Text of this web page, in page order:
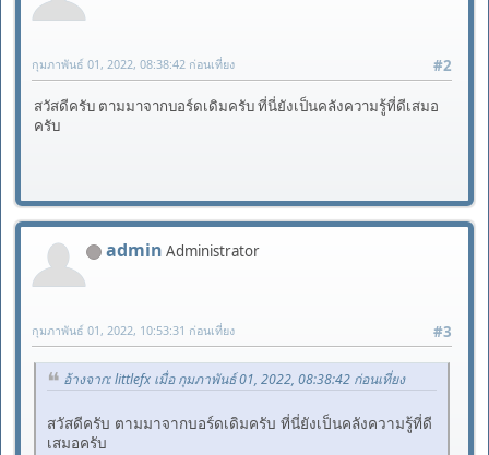
#2
กุมภาพันธ์ 01, 2022, 08:38:42 ก่อนเที่ยง
สวัสดีครับ ตามมาจากบอร์ดเดิมครับ ที่นี่ยังเป็นคลังความรู้ที่ดีเสมอ
ครับ
admin Administrator
#3
กุมภาพันธ์ 01, 2022, 10:53:31 ก่อนเที่ยง
อ้างจาก: littlefx เมื่อ กุมภาพันธ์ 01, 2022, 08:38:42 ก่อนเที่ยง
สวัสดีครับ ตามมาจากบอร์ดเดิมครับ ที่นี่ยังเป็นคลังความรู้ที่ดี
เสมอครับ